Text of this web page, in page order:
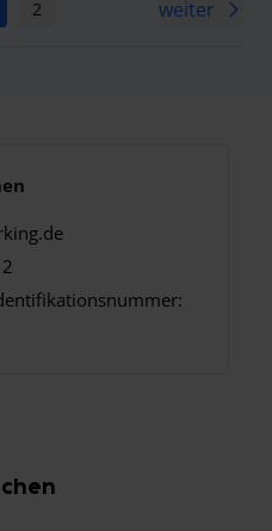
2 weiter